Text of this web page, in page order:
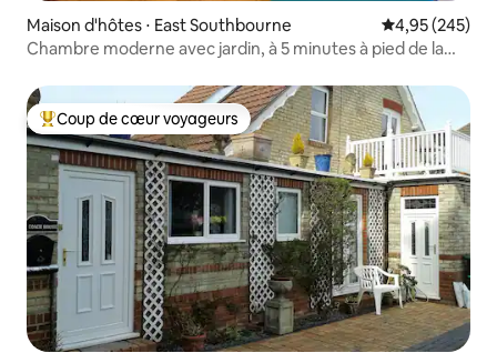
Maison d'hôtes ⋅ East Southbourne Évaluation
4,95 (245)
Chambre moderne avec jardin, à 5 minutes à pied de la
Coups de cœur voyageurs les plus appréciés
Coup de cœur voyageurs